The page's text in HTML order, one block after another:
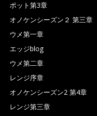
ポット第3章
オノケンシーズン２ 第三章
ウメ第一章
エッジblog
ウメ第二章
レンジ序章
オノケンシーズン2 第4章
レンジ第三章